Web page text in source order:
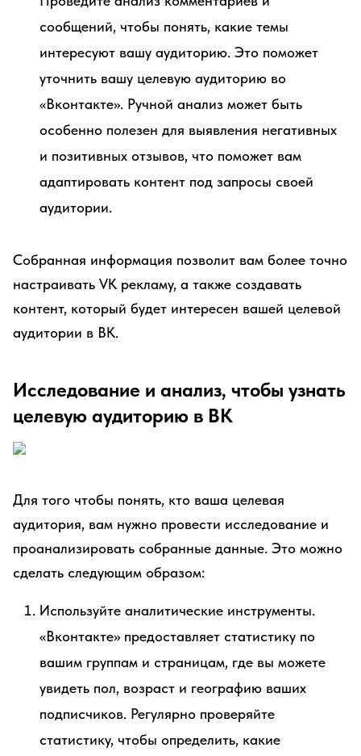
сообщений, чтобы понять, какие темы
интересуют вашу аудиторию. Это поможет
уточнить вашу целевую аудиторию во
«Вконтакте». Ручной анализ может быть
особенно полезен для выявления негативных
и позитивных отзывов, что поможет вам
адаптировать контент под запросы своей
аудитории.
Собранная информация позволит вам более точно
настраивать VK рекламу, а также создавать
контент, который будет интересен вашей целевой
аудитории в ВК.
Исследование и анализ, чтобы узнать
целевую аудиторию в ВК
Для того чтобы понять, кто ваша целевая
аудитория, вам нужно провести исследование и
проанализировать собранные данные. Это можно
сделать следующим образом:
Используйте аналитические инструменты.
«Вконтакте» предоставляет статистику по
вашим группам и страницам, где вы можете
увидеть пол, возраст и географию ваших
подписчиков. Регулярно проверяйте
статистику, чтобы определить, какие